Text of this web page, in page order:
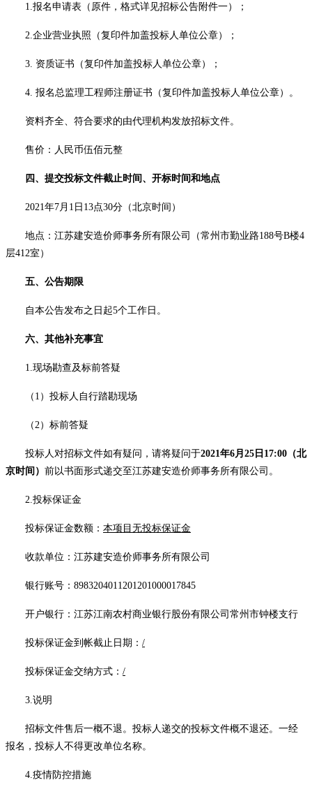
1. 报名申请表（原件，格式详见招标公告附件一）；
2. 企业营业执照（复印件加盖投标人单位公章）；
3. 资质证书（复印件加盖投标人单位公章）；
4. 报名总监理工程师注册证书（复印件加盖投标人单位公章）。
资料齐全、符合要求的由代理机构发放招标文件。
售价：人民币伍佰元整
四、提交投标文件截止时间、开标时间和地点
2021年7 月 1 日13点30分（北京时间）
地点：江苏建安造价师事务所有限公司（常州市勤业路188号B楼4
层412室）
五、公告期限
自本公告发布之日起5个工作日。
六、其他补充事宜
1. 现场勘查及标前答疑
（ 1 ）投标人自行踏勘现场
（ 2 ）标前答疑
投标人对招标文件如有疑问，请将疑问于2021年6月25日 17:00 （北
京时间） 前以书面形式递交至江苏建安造价师事务所有限公司。
2. 投标保证金
投标保证金数额： 本项目无投标保证金
收款单位：江苏建安造价师事务所有限公司
银行账号： 8983204011201201000017845
开户银行：江苏江南农村商业银行股份有限公司常州市钟楼支行
投标保证金到帐截止日期： /
投标保证金交纳方式： /
3. 说明
招标文件售后一概不退。投标人递交的投标文件概不退还。一经
报名，投标人不得更改单位名称。
4. 疫情防控措施